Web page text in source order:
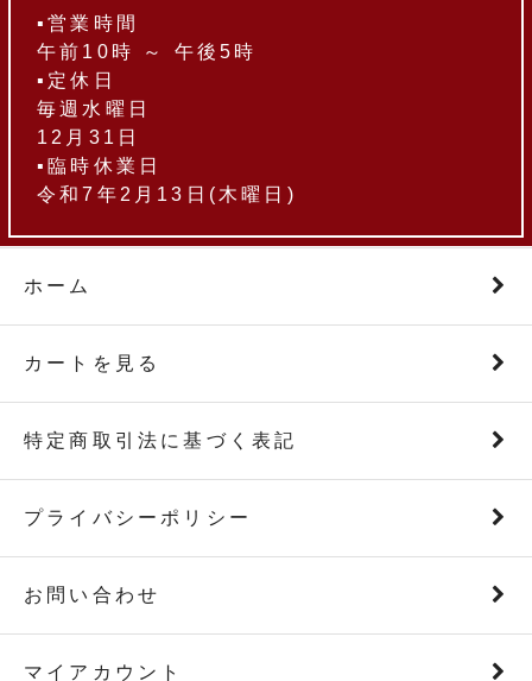
▪営業時間
午前10時 ～ 午後5時
▪定休日
毎週水曜日
12月31日
▪臨時休業日
令和7年2月13日(木曜日)
ホーム
カートを見る
特定商取引法に基づく表記
プライバシーポリシー
お問い合わせ
マイアカウント